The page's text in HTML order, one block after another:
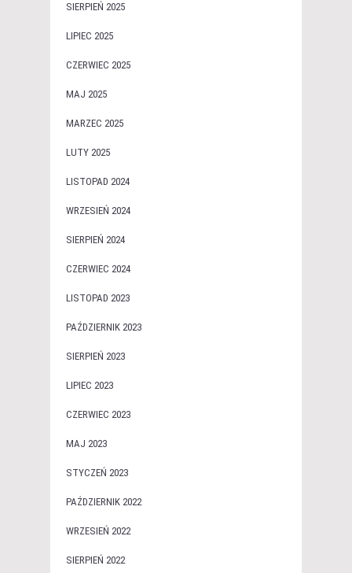
SIERPIEŃ 2025
LIPIEC 2025
CZERWIEC 2025
MAJ 2025
MARZEC 2025
LUTY 2025
LISTOPAD 2024
WRZESIEŃ 2024
SIERPIEŃ 2024
CZERWIEC 2024
LISTOPAD 2023
PAŹDZIERNIK 2023
SIERPIEŃ 2023
LIPIEC 2023
CZERWIEC 2023
MAJ 2023
STYCZEŃ 2023
PAŹDZIERNIK 2022
WRZESIEŃ 2022
SIERPIEŃ 2022